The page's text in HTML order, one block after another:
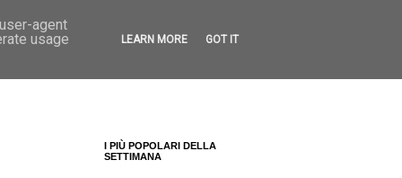
I PIÙ POPOLARI DELLA
SETTIMANA
agent
usage
LEARN MORE GOT IT